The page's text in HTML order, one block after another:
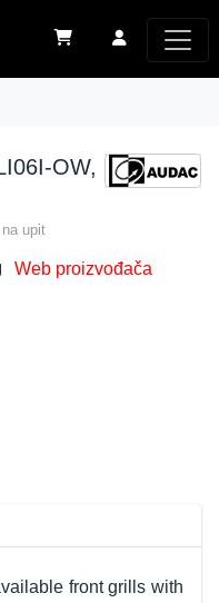
OW,
upit
Web proizvođača
front grills with